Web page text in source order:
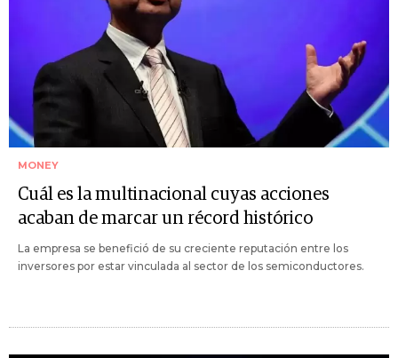
MONEY
Cuál es la multinacional cuyas acciones
acaban de marcar un récord histórico
La empresa se benefició de su creciente reputación entre los
inversores por estar vinculada al sector de los semiconductores.